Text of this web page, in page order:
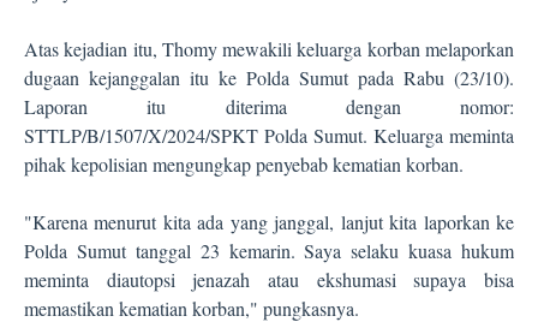
Atas kejadian itu, Thomy mewakili keluarga korban melaporkan
dugaan kejanggalan itu ke Polda Sumut pada Rabu (23/10).
Laporan itu diterima dengan nomor:
STTLP/B/1507/X/2024/SPKT Polda Sumut. Keluarga meminta
pihak kepolisian mengungkap penyebab kematian korban.
"Karena menurut kita ada yang janggal, lanjut kita laporkan ke
Polda Sumut tanggal 23 kemarin. Saya selaku kuasa hukum
meminta diautopsi jenazah atau ekshumasi supaya bisa
memastikan kematian korban," pungkasnya.